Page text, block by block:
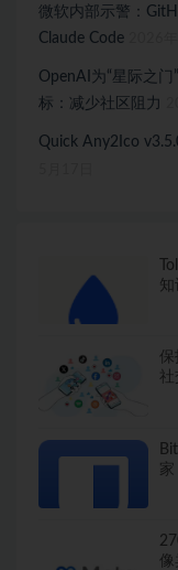
微软内部示警：
Claude Code
OpenAI为“星际之
标：减少社区阻力
Quick Any2Ico
知
保
社
家